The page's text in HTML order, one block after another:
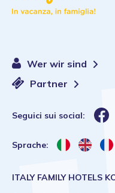
Wer wir sind
Partner
Seguici sui social:
Sprache:
ITALY FAMILY HOTELS